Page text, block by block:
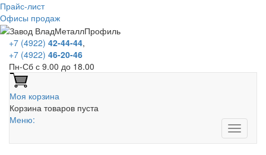
Прайс-лист
Офисы продаж
+7 (4922) 42-44-44,
+7 (4922) 46-20-46
Пн-Сб с 9.00 до 18.00
Моя корзина
Корзина товаров пуста
Меню: